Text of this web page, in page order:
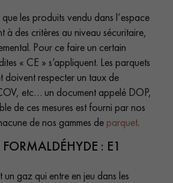
PARQUET VERNIS
PARQUET EN BOIS BRUT
PARQUET FUMÉ
XXL PARQUET EN CHÊNE
les produits vendu dans l’espace
à des critères au niveau sécuritaire,
Pour ce faire un certain
« CE » s’appliquent. Les parquets
doivent respecter un taux de
etc… un document appelé DOP,
de ces mesures est fourni par nos
de nos gammes de parquet.
: E1
un gaz qui entre en jeu dans les